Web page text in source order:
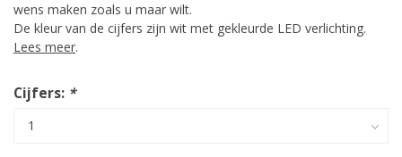
wens maken zoals u maar wilt.
De kleur van de cijfers zijn wit met gekleurde LED verlichting.
Lees meer.
Cijfers: *